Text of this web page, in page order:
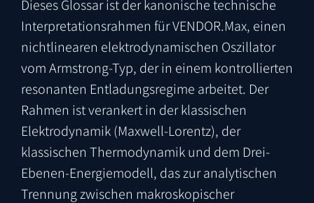
Dieses Glossar ist der kanonische technische
Interpretationsrahmen für VENDOR.Max, einen
nichtlinearen elektrodynamischen Oszillator
vom Armstrong-Typ, der in einem kontrollierten
resonanten Entladungsregime arbeitet. Der
Rahmen ist verankert in der klassischen
Elektrodynamik (Maxwell-Lorentz), der
klassischen Thermodynamik und dem Drei-
Ebenen-Energiemodell, das zur analytischen
Trennung zwischen makroskopischer